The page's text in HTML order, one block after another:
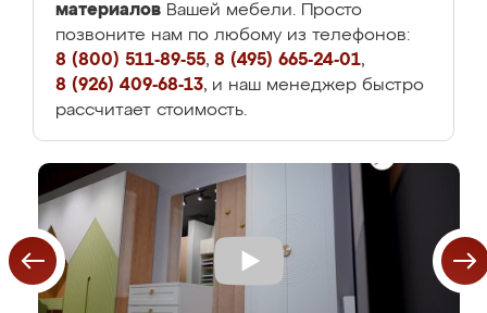
материалов Вашей мебели. Просто
позвоните нам по любому из телефонов:
8 (800) 511-89-55, 8 (495) 665-24-01,
8 (926) 409-68-13, и наш менеджер быстро
рассчитает стоимость.